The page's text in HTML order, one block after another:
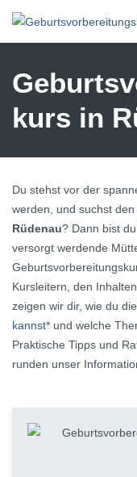
kurs in
Du stehst vor der
werden, und suchst
Rüdenau? Dann bist
versorgt werdende
Kursleitern, den
zeigen wir dir, wie du
kannst* und welche
Praktische Tipps und
runden unser